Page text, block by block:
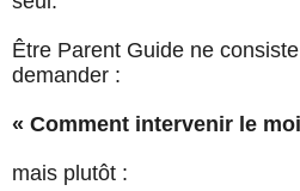
Être Parent Guide ne
demander :
« Comment intervenir le
mais plutôt :